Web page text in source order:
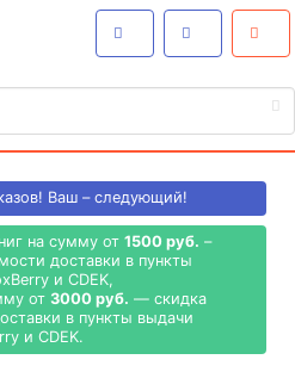
Ваш – следующий!
на сумму от 1500 руб. –
доставки в пункты
и CDEK,
от 3000 руб. — скидка
в пункты выдачи
и CDEK.